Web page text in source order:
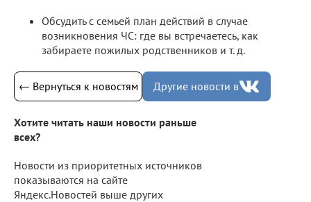
Обсудить с семьей план действий в случае
возникновения ЧС: где вы встречаетесь, как
забираете пожилых родственников и т. д.
← Вернуться к новостям Другие новости в
Хотите читать наши новости раньше
всех?
Новости из приоритетных источников
показываются на сайте
Яндекс.Новостей выше других